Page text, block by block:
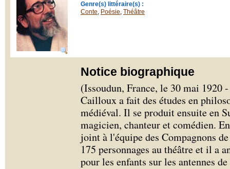
Genre(s) littéraire(s) :
Conte, Poésie, Théâtre
Notice biographique
(Issoudun, France, le 30 mai 1920
Cailloux a fait des études en
médiéval. Il se produit ensuite en
magicien, chanteur et comédien.
joint à l'équipe des Compagnons
175 personnages au théâtre et il a
pour les enfants sur les antennes